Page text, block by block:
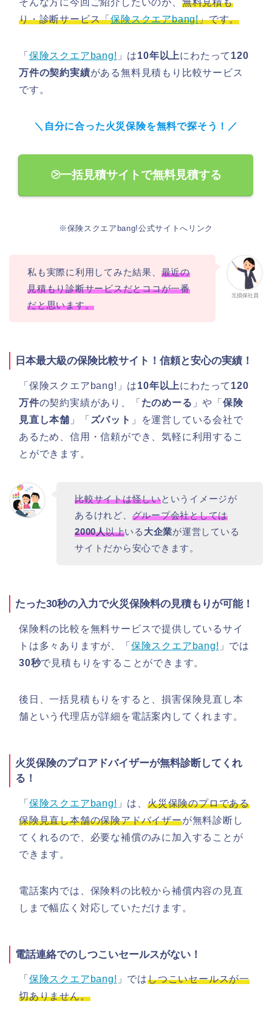
そんな方に今回ご紹介したいのが、 無料見積も
り・診断サービス「保険スクエアbang!」です。
「 保険スクエアbang! 」は10年以上にわたって 120
万件の契約実績がある無料見積もり比較サービス
です。
＼自分に合った火災保険を無料で探そう！／
⧁一括見積サイトで無料見積する
※保険スクエアbang!公式サイトへリンク
元損保社員
私も実際に利用してみた結果、 最近の
見積もり診断サービスだとココが一番
だと思います。
日本最大級の保険比較サイト！信頼と安心の実績！
「保険スクエアbang!」は10年以上にわたって 120
万件の契約実績があり、「 たのめーる 」や「保険
見直し本舗 」「 ズバット 」を運営している会社で
あるため、信用・信頼ができ、気軽に利用するこ
とができます。
比較サイトは怪しいというイメージが
あるけれど、 グループ会社としては
2000人以上いる 大企業が運営している
サイトだから安心できます。
たった30秒の入力で火災保険料の見積もりが可能！
保険料の比較を無料サービスで提供しているサイ
トは多々ありますが、「 保険スクエアbang! 」では
30秒で見積もりをすることができます。
後日、一括見積もりをすると、損害保険見直し本
舗という代理店が詳細を電話案内してくれます。
火災保険のプロアドバイザーが無料診断してくれ
る！
「 保険スクエアbang! 」は、火災保険のプロである
保険見直し本舗の保険アドバイザーが無料診断し
てくれるので、必要な補償のみに加入することが
できます。
電話案内では、保険料の比較から補償内容の見直
しまで幅広く対応していただけます。
電話連絡でのしつこいセールスがない！
「 保険スクエアbang! 」ではしつこいセールスが一
切ありません。